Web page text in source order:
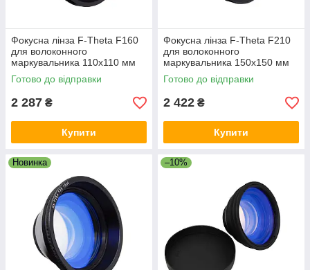
Фокусна лінза F-Theta F160
для волоконного
маркувальника 110x110 мм
Готово до відправки
2 287 ₴
Купити
Фокусна лінза F-Theta F210
для волоконного
маркувальника 150x150 мм
Готово до відправки
2 422 ₴
Купити
Новинка –10%